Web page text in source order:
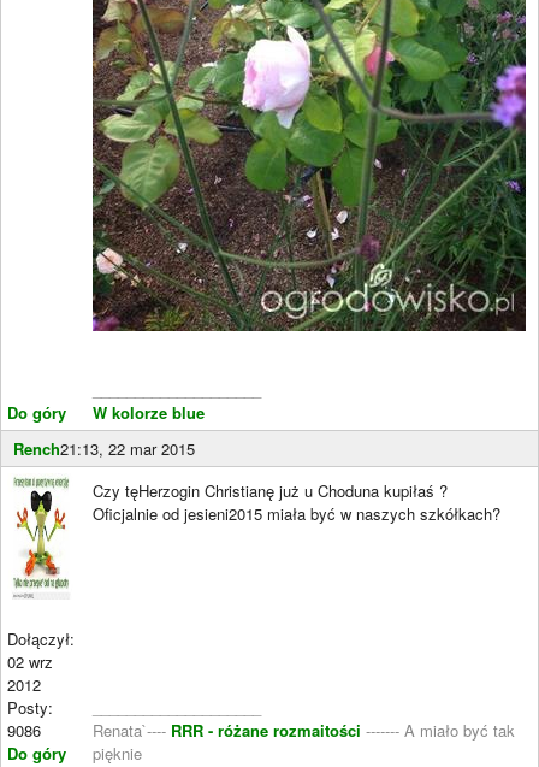
Do góry
W kolorze blue
Rench21:13, 22 mar 2015
Dołączył:
02 wrz
2012
Posty:
9086
Do góry
Czy tęHerzogin Christianę już u Choduna kupiłaś ?
Oficjalnie od jesieni2015 miała być w naszych szkółkach?
Renata`---- RRR - różane rozmaitości ------- A miało być tak
pięknie